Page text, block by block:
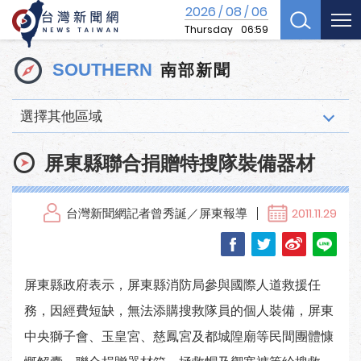
2026/08/06
Thursday 06:59
SOUTHERN 南部新聞
選擇其他區域
屏東縣聯合捐贈特搜隊裝備器材
台灣新聞網記者曾秀誕／屏東報導 2011.11.29
屏東縣政府表示，屏東縣消防局參與國際人道救援任
務，因經費短缺，無法添購搜救隊員的個人裝備，屏東
中央獅子會、玉皇宮、慈鳳宮及都城隍廟等民間團體慷